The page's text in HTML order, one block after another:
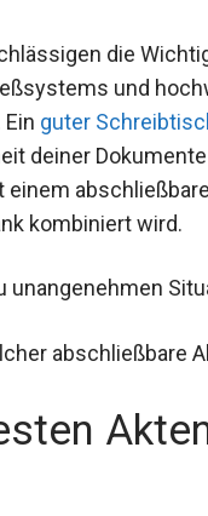
die
und
guter
deiner
einem
kombiniert wird.
unangenehmen
abschließbare